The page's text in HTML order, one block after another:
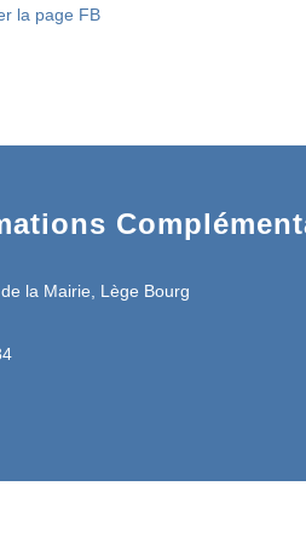
la page FB
la Mairie, Lège Bourg